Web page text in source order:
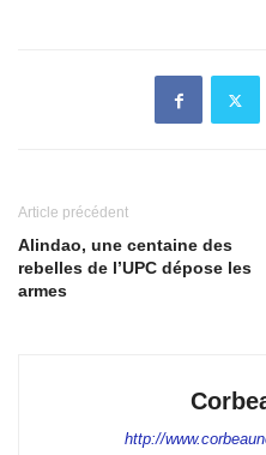
Article précédent
Alindao, une centaine des
rebelles de l’UPC dépose les
armes
http://